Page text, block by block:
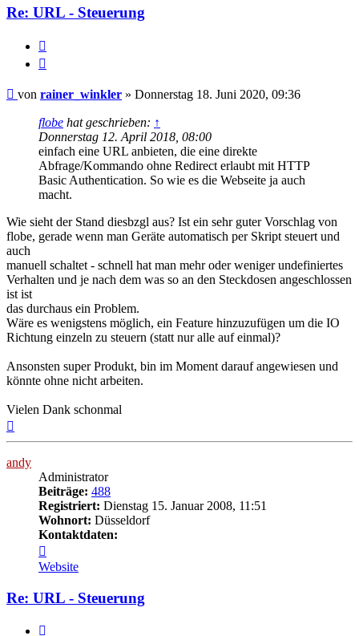
Re: URL - Steuerung
Beitrag
von rainer_winkler » Donnerstag 18. Juni 2020, 09:36
flobe hat geschrieben: ↑
Donnerstag 12. April 2018, 08:00
einfach eine URL anbieten, die eine direkte
Abfrage/Kommando ohne Redirect erlaubt mit HTTP
Basic Authentication. So wie es die Webseite ja auch
macht.
Wie sieht der Stand diesbzgl aus? Ist ein sehr guter Vorschlag von
flobe, gerade wenn man Geräte automatisch per Skript steuert und
auch
manuell schaltet - schnell hat man mehr oder weniger undefiniertes
Verhalten und je nach dem was so an den Steckdosen angeschlossen
ist ist
das durchaus ein Problem.
Wäre es wenigstens möglich, ein Feature hinzuzufügen um die IO
Richtung einzeln zu steuern (statt nur alle auf einmal)?
Ansonsten super Produkt, bin im Moment darauf angewiesen und
könnte ohne nicht arbeiten.
Vielen Dank schonmal
andy
Administrator
Beiträge: 488
Registriert: Dienstag 15. Januar 2008, 11:51
Wohnort: Düsseldorf
Kontaktdaten:
von
andy
Website
Re: URL - Steuerung